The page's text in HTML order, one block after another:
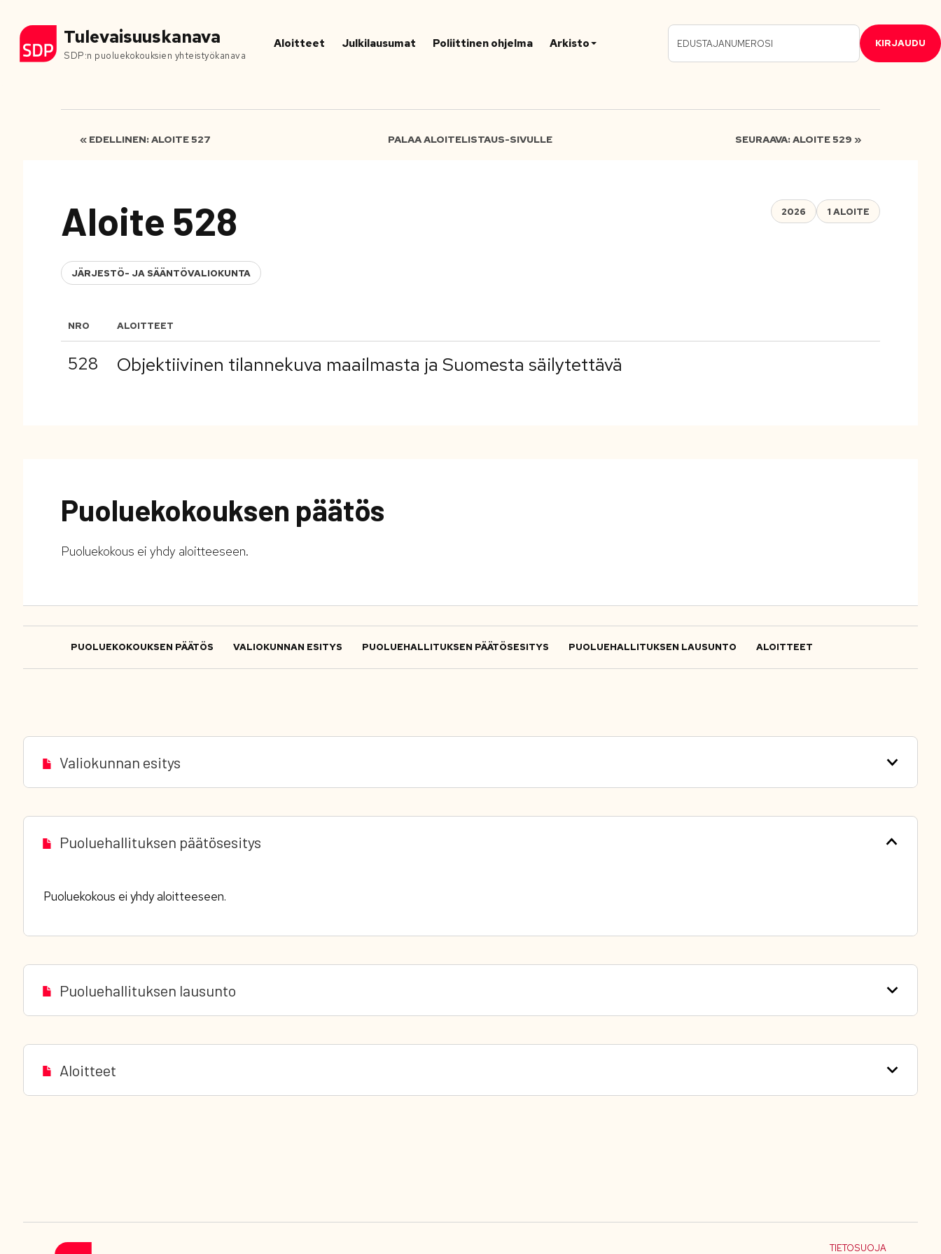
Tulevaisuuskanava
SDP:n puoluekokouksien yhteistyökanava
Aloitteet Julkilausumat Poliittinen ohjelma Arkisto KIRJAUDU
« EDELLINEN: ALOITE 527 PALAA ALOITELISTAUS-SIVULLE SEURAAVA: ALOITE 529 »
Aloite 528
JÄRJESTÖ- JA SÄÄNTÖVALIOKUNTA
2026 1 ALOITE
NRO ALOITTEET
528 Objektiivinen tilannekuva maailmasta ja Suomesta säilytettävä
Puoluekokouksen päätös
Puoluekokous ei yhdy aloitteeseen.
PUOLUEKOKOUKSEN PÄÄTÖS VALIOKUNNAN ESITYS PUOLUEHALLITUKSEN PÄÄTÖSESITYS PUOLUEHALLITUKSEN LAUSUNTO ALOITTEET
Valiokunnan esitys
Puoluehallituksen päätösesitys
Puoluekokous ei yhdy aloitteeseen.
Puoluehallituksen lausunto
Aloitteet
TIETOSUOJA